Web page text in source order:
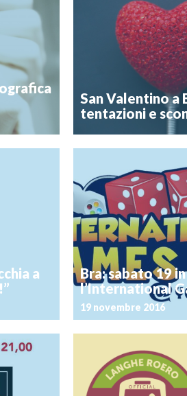
edizione e
Cuneo
Novità
Da cultura underground
uno dei vettori di
Comune di Bra, su
Comunale giovanile,
organizzando la prima […]
San Valentino a
tentazioni e
Postato il 1 febbraio
Si avvicina la festa di
creare l’atmosfera
dolcezza: quale modo
Valentino sotto la
[…]
a
venerdì 17
causa
Bra: sabato 19
l’International
19 novembre 2016
Postato il 16 novembre
Leggi, impara, gioca!
svolgerà l’International